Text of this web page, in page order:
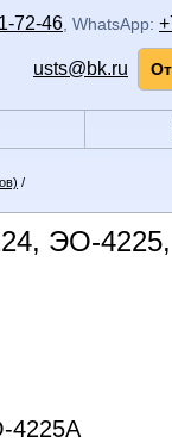
72-46 WhatsApp:
usts@bk.ru
/
ЭО-4225,
4225А